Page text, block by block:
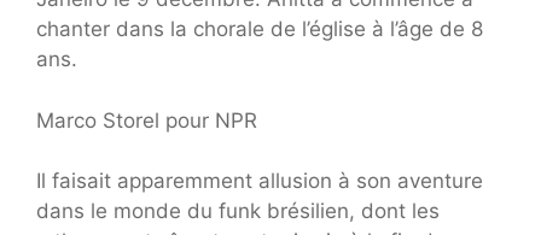
chanter dans la chorale de l’église à l’âge de 8
ans.
Marco Storel pour NPR
Il faisait apparemment allusion à son aventure
dans le monde du funk brésilien, dont les